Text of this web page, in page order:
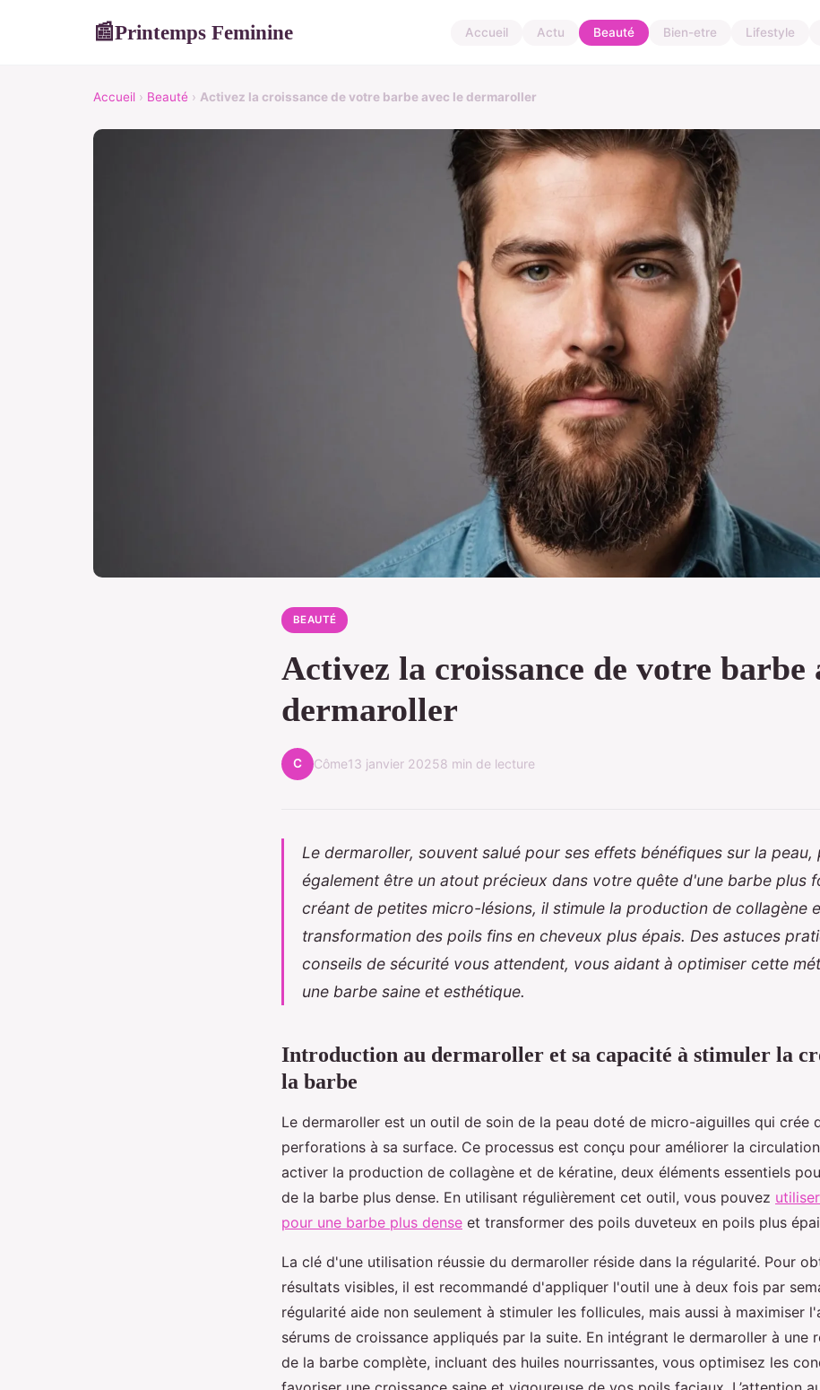
📰Printemps Feminine Accueil Actu Beauté Bien-etre Lifestyle
Accueil › Beauté › Activez la croissance de votre barbe avec le dermaroller
BEAUTÉ
Activez la croissance de votre barbe
dermaroller
C Côme13 janvier 20258 min de lecture
Le dermaroller, souvent salué pour ses effets bénéfiques sur la peau,
également être un atout précieux dans votre quête d'une barbe plus
créant de petites micro-lésions, il stimule la production de collagène
transformation des poils fins en cheveux plus épais. Des astuces
conseils de sécurité vous attendent, vous aidant à optimiser cette
une barbe saine et esthétique.
Introduction au dermaroller et sa capacité à stimuler la
la barbe
Le dermaroller est un outil de soin de la peau doté de micro-aiguilles qui crée
perforations à sa surface. Ce processus est conçu pour améliorer la
activer la production de collagène et de kératine, deux éléments essentiels
de la barbe plus dense. En utilisant régulièrement cet outil, vous pouvez
pour une barbe plus dense et transformer des poils duveteux en poils plus
La clé d'une utilisation réussie du dermaroller réside dans la régularité. Pour
résultats visibles, il est recommandé d'appliquer l'outil une à deux fois par
régularité aide non seulement à stimuler les follicules, mais aussi à maximiser
sérums de croissance appliqués par la suite. En intégrant le dermaroller à une
de la barbe complète, incluant des huiles nourrissantes, vous optimisez les